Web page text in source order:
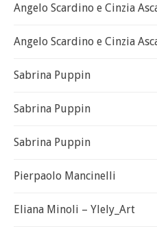
Angelo Scardino e Cinzia
Angelo Scardino e Cinzia
Sabrina Puppin
Sabrina Puppin
Sabrina Puppin
Pierpaolo Mancinelli
Eliana Minoli – Ylely_Art